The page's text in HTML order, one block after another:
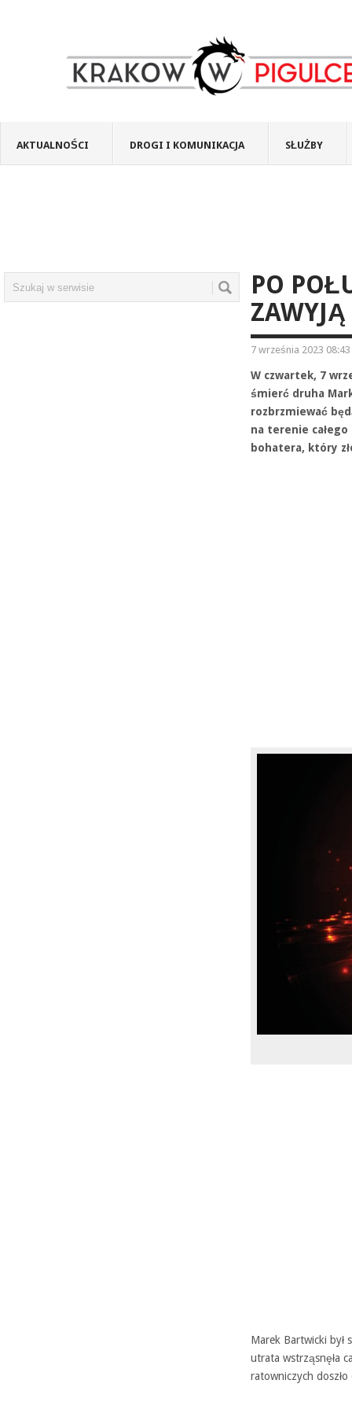
AKTUALNOŚCI DROGI I KOMUNIKACJA SŁUŻBY
PO
ZAWYJĄ
7 września 2023 08:43
W czwartek, 7
śmierć druha
rozbrzmiewać
na terenie całego
bohatera, który
Marek Bartwicki był
utrata wstrząsnęła
ratowniczych